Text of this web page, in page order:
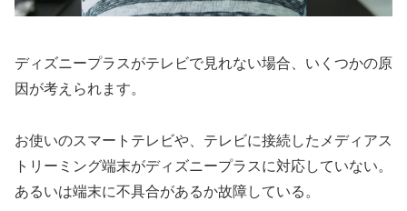
ディズニープラスがテレビで見れない場合、いくつかの原
因が考えられます。
お使いのスマートテレビや、テレビに接続したメディアス
トリーミング端末がディズニープラスに対応していない。
あるいは端末に不具合があるか故障している。